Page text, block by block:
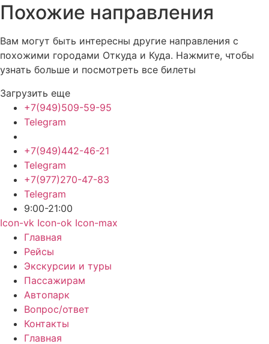
Похожие направления
Вам могут быть интересны другие направления с
похожими городами Откуда и Куда. Нажмите, чтобы
узнать больше и посмотреть все билеты
Загрузить еще
+7(949)509-59-95
Telegram
+7(949)442-46-21
Telegram
+7(977)270-47-83
Telegram
9:00-21:00
Icon-vk Icon-ok Icon-max
Главная
Рейсы
Экскурсии и туры
Пассажирам
Автопарк
Вопрос/ответ
Контакты
Главная